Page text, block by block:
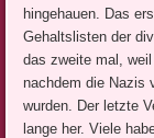
hingehauen. Das
Gehaltslisten der
das zweite mal,
nachdem die Nazis
wurden. Der letzte
lange her. Viele